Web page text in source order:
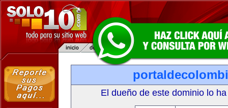
El dueño de este dominio lo